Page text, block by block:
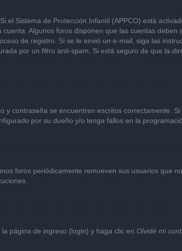
Sistema de Protección Infantil (APPCO) está
Algunos foros disponen que las cuentas deben
de registro. Si se le envió un e-mail, siga las
por un filtro anti-spam. Si está seguro de que la
contraseña se encuentren escritos correctamente.
por su dueño y/o tenga fallos en la
foros periódicamente remueven sus usuarios que
página de ingreso (login) y haga clic en Olvidé mi